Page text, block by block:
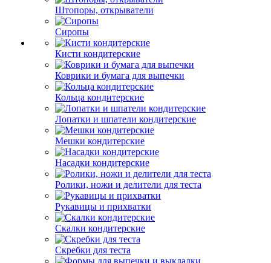
Штопоры, открыватели
Сиропы
Кисти кондитерские
Коврики и бумага для выпечки
Кольца кондитерские
Лопатки и шпатели кондитерские
Мешки кондитерские
Насадки кондитерские
Ролики, ножи и делители для теста
Рукавицы и прихватки
Скалки кондитерские
Скребки для теста